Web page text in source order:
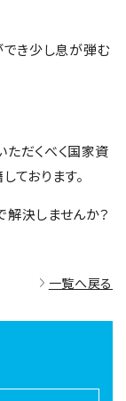
き少し息が弾む
だくべく国家資
ております。
決しませんか？
一覧へ戻る